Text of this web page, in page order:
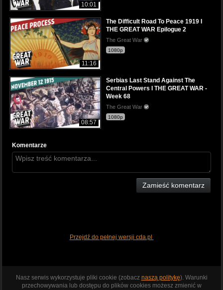
10:01
11:16
The Difficult Road To Peace 1919 I
THE GREAT WAR Epilogue 2
The Great War
1080p
08:57
Serbias Last Stand Against The
Central Powers I THE GREAT WAR -
Week 68
The Great War
1080p
Komentarze
Zamieść komentarz
Przejdź do pełnej wersji cda.pl
Nasz serwis wykorzystuje pliki cookie (zobacz naszą politykę). Warunki
przechowywania lub dostępu do plików cookies możesz zmienić w